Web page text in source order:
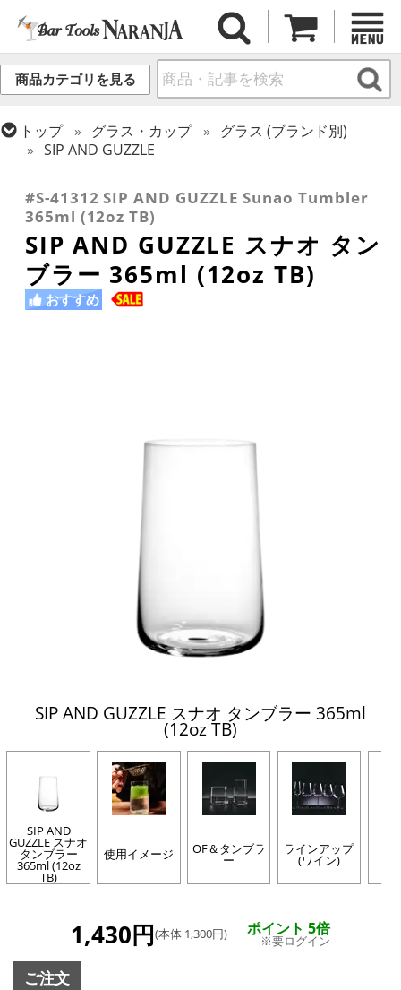
商品カテゴリを見る
トップ グラス・カップ
グラス (ブランド別)
SIP AND GUZZLE
タンブラー
#S-41312 SIP AND GUZZLE Sunao Tumbler
365ml (12oz TB)
SIP AND GUZZLE スナオ タン
ブラー 365ml (12oz TB)
おすすめ
SIP AND GUZZLE スナオ タンブラー 365ml
(12oz TB)
SIP AND
GUZZLE スナオ
タンブラー
365ml (12oz
TB)
使用イメージ OF＆タンブラ
ー
ラインアップ
(ワイン)
1,430円(本体 1,300円) ポイント 5倍
※要ログイン
ご注文